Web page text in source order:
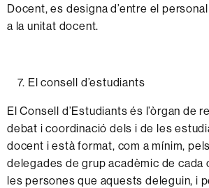
Docent, es designa d’entre elpersonal
a la unitat docent.
El consell d’estudiants
El Consell d’Estudiants és l’òrgan de
debat icoordinació dels i de les
docent i estàformat, com a mínim,
delegades degrup acadèmic decada
les persones que aquests deleguin, i